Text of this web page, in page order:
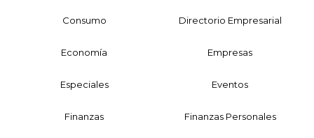
Consumo Directorio Empresarial
Economía Empresas
Especiales Eventos
Finanzas Finanzas Personales